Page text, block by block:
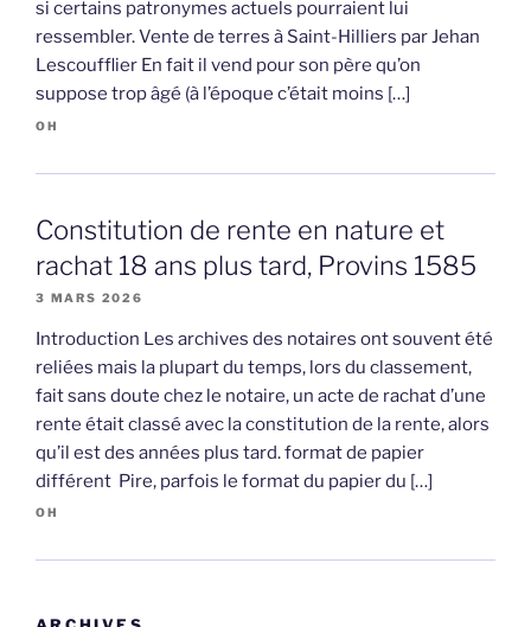
si certains patronymes actuels pourraient lui
ressembler. Vente de terres à Saint-Hilliers par Jehan
Lescoufflier En fait il vend pour son père qu’on
suppose trop âgé (à l’époque c’était moins […]
OH
Constitution de rente en nature et
rachat 18 ans plus tard, Provins 1585
3 MARS 2026
Introduction Les archives des notaires ont souvent été
reliées mais la plupart du temps, lors du classement,
fait sans doute chez le notaire, un acte de rachat d’une
rente était classé avec la constitution de la rente, alors
qu’il est des années plus tard. format de papier
différent Pire, parfois le format du papier du […]
OH